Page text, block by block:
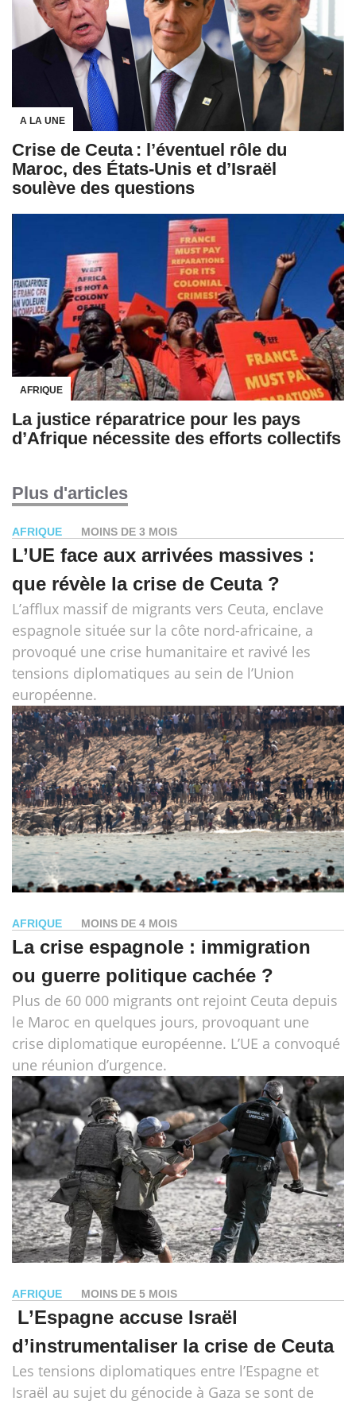
A LA UNE
Crise de Ceuta : l’éventuel rôle du
Maroc, des États-Unis et d’Israël
soulève des questions
AFRIQUE
La justice réparatrice pour les pays
d’Afrique nécessite des efforts collectifs
Plus d'articles
AFRIQUE MOINS DE 3 MOIS
L’UE face aux arrivées massives :
que révèle la crise de Ceuta ?
L’afflux massif de migrants vers Ceuta, enclave
espagnole située sur la côte nord-africaine, a
provoqué une crise humanitaire et ravivé les
tensions diplomatiques au sein de l’Union
européenne.
AFRIQUE MOINS DE 4 MOIS
La crise espagnole : immigration
ou guerre politique cachée ?
Plus de 60 000 migrants ont rejoint Ceuta depuis
le Maroc en quelques jours, provoquant une
crise diplomatique européenne. L’UE a convoqué
une réunion d’urgence.
AFRIQUE MOINS DE 5 MOIS
L’Espagne accuse Israël
d’instrumentaliser la crise de Ceuta
Les tensions diplomatiques entre l’Espagne et
Israël au sujet du génocide à Gaza se sont de